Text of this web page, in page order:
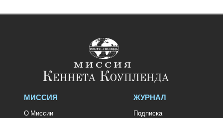
МИССИЯ
О Миссии
ЖУРНАЛ
Подписка